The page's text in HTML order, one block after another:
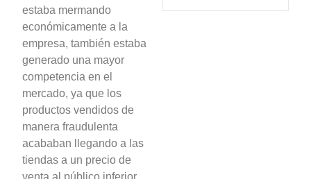
estaba mermando
económicamente a la
empresa, también estaba
generado una mayor
competencia en el
mercado, ya que los
productos vendidos de
manera fraudulenta
acababan llegando a las
tiendas a un precio de
venta al público inferior